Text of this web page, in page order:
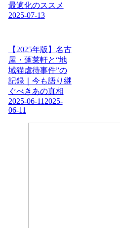
最適化のススメ
2025-07-13
【2025年版】名古
屋・蓬莱軒と“地
域猫虐待事件”の
記録｜今も語り継
ぐべきあの真相
2025-06-11 2025-
06-11